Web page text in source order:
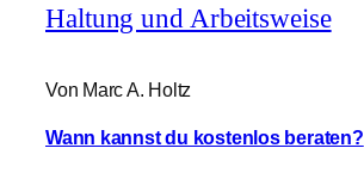
Haltung und Arbeitsweise
Von Marc A. Holtz
Wann kannst du kostenlos beraten?